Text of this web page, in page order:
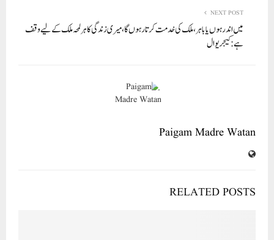
NEXT POST
میں اندر ہوں یا باہر، ملک کی خدمت کرتا رہوں گا، میری زندگی کا ہر لمحہ ملک کے لیے وقف
ہے: کیجریوال
Paigam Madre Watan
RELATED POSTS